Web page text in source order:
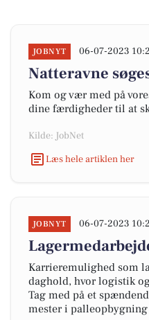
JOBNYT 06-07-2023
Natteravne
Kom og vær med på
dine færdigheder til at
Kilde: JobNet
Læs hele artiklen her
JOBNYT 06-07-2023
Karrieremulighed som
daghold, hvor logistik
Tag med på et
mester i